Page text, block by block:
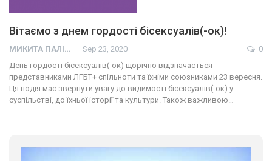
Вітаємо з днем гордості бісексуалів(-ок)!
МИКИТА ПАЛІЙ Sep 23, 2020
0
День гордості бісексуалів(-ок) щорічно відзначається
представниками ЛГБТ+ спільноти та їхніми союзниками 23 вересня.
Ця подія має звернути увагу до видимості бісексуалів(-ок) у
суспільстві, до їхньої історії та культури. Також важливою…